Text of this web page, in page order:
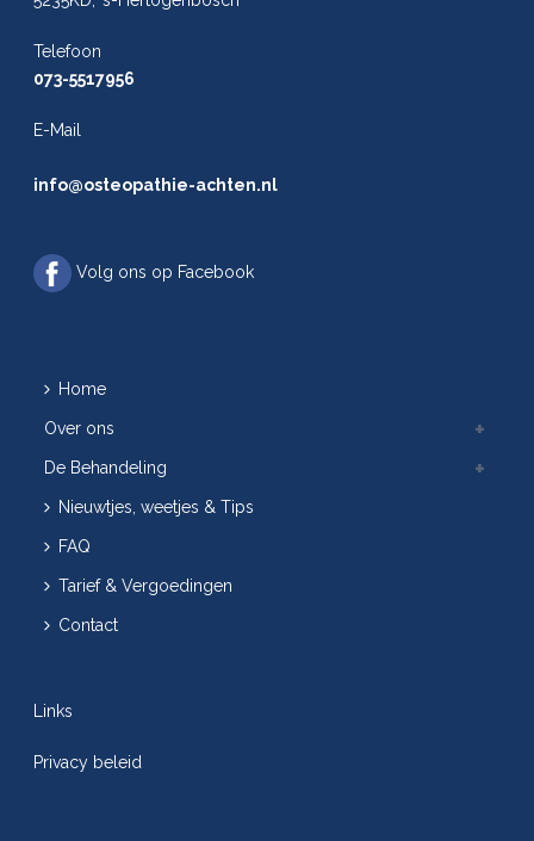
Telefoon
073-5517956
E-Mail
info@osteopathie-achten.nl
Volg ons op Facebook
Home
Over ons
De Behandeling
Nieuwtjes, weetjes & Tips
FAQ
Tarief & Vergoedingen
Contact
Links
Privacy beleid